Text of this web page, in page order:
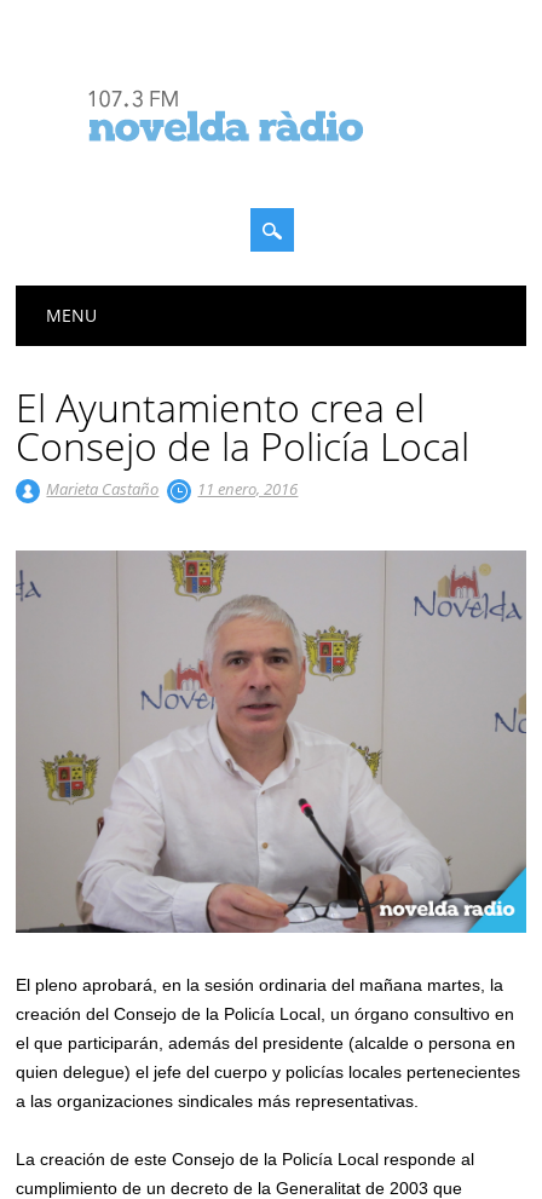
Menú principal
MENU
El Ayuntamiento crea el
Consejo de la Policía Local
Marieta Castaño 11 enero, 2016
El pleno aprobará, en la sesión ordinaria del mañana martes, la
creación del Consejo de la Policía Local, un órgano consultivo en
el que participarán, además del presidente (alcalde o persona en
quien delegue) el jefe del cuerpo y policías locales pertenecientes
a las organizaciones sindicales más representativas.
La creación de este Consejo de la Policía Local responde al
cumplimiento de un decreto de la Generalitat de 2003 que